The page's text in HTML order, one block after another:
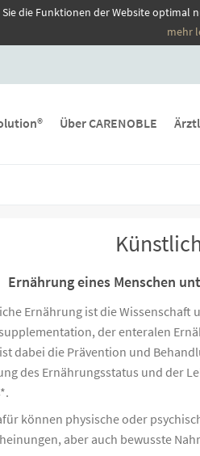
die Funktionen der Website optimal
mehr
Über CARENOBLE
Ernährung eines Menschen
Ernährung ist die Wissenschaft
der enteralen
dabei die Prävention und
des Ernährungsstatus und der
können physische oder
aber auch bewusste